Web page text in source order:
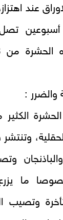
والضرر :
ما
وتصيب